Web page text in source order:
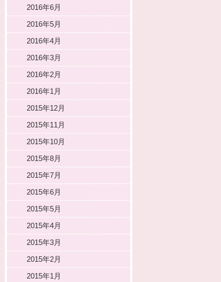
2016年6月
2016年5月
2016年4月
2016年3月
2016年2月
2016年1月
2015年12月
2015年11月
2015年10月
2015年8月
2015年7月
2015年6月
2015年5月
2015年4月
2015年3月
2015年2月
2015年1月